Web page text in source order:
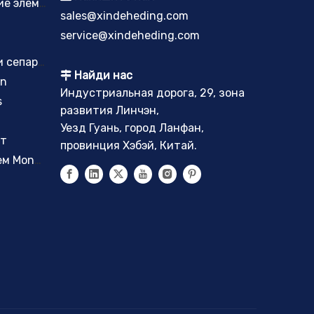
Спеченные пластинчатые фильтрующие элементы
Фильтрующие элементы коагулятора и сепаратора
Уловители тумана с волокнистым слоем Monsanto
sales@xindeheding.com
service@xindeheding.com
 Найди нас
Индустриальная дорога, 29, зона
развития Линчэн,
Уезд Гуань, город Ланфан,
провинция Хэбэй, Китай.